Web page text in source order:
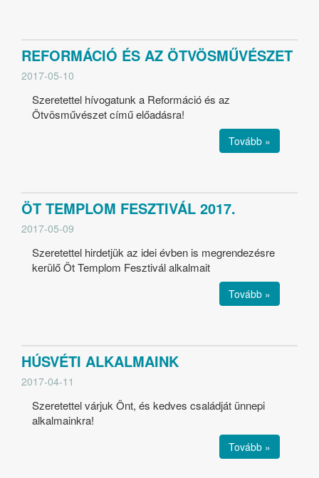
REFORMÁCIÓ ÉS AZ ÖTVÖSMŰVÉSZET
2017-05-10
Szeretettel hívogatunk a Reformáció és az
Ötvösművészet című előadásra!
Tovább »
ÖT TEMPLOM FESZTIVÁL 2017.
2017-05-09
Szeretettel hirdetjük az idei évben is megrendezésre
kerülő Öt Templom Fesztivál alkalmait
Tovább »
HÚSVÉTI ALKALMAINK
2017-04-11
Szeretettel várjuk Önt, és kedves családját ünnepi
alkalmainkra!
Tovább »